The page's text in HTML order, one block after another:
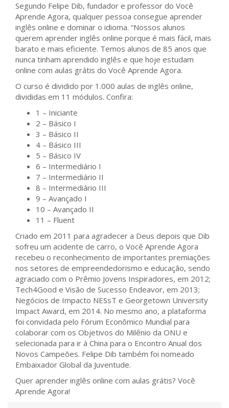
Segundo Felipe Dib, fundador e professor do Você
Aprende Agora, qualquer pessoa consegue aprender
inglês online e dominar o idioma. “Nossos alunos
querem aprender inglês online porque é mais fácil, mais
barato e mais eficiente. Temos alunos de 85 anos que
nunca tinham aprendido inglês e que hoje estudam
online com aulas grátis do Você Aprende Agora.
O curso é dividido por 1.000 aulas de inglês online,
divididas em 11 módulos. Confira:
1 – Iniciante
2 – Básico I
3 – Básico II
4 – Básico III
5 – Básico IV
6 – Intermediário I
7 – Intermediário II
8 – Intermediário III
9 – Avançado I
10 – Avançado II
11 – Fluent
Criado em 2011 para agradecer a Deus depois que Dib
sofreu um acidente de carro, o Você Aprende Agora
recebeu o reconhecimento de importantes premiações
nos setores de empreendedorismo e educação, sendo
agraciado com o Prêmio Jovens Inspiradores, em 2012;
Tech4Good e Visão de Sucesso Endeavor, em 2013;
Negócios de Impacto NESsT e Georgetown University
Impact Award, em 2014. No mesmo ano, a plataforma
foi convidada pelo Fórum Econômico Mundial para
colaborar com os Objetivos do Milênio da ONU e
selecionada para ir à China para o Encontro Anual dos
Novos Campeões. Felipe Dib também foi nomeado
Embaixador Global da Juventude.
Quer aprender inglês online com aulas grátis? Você
Aprende Agora!